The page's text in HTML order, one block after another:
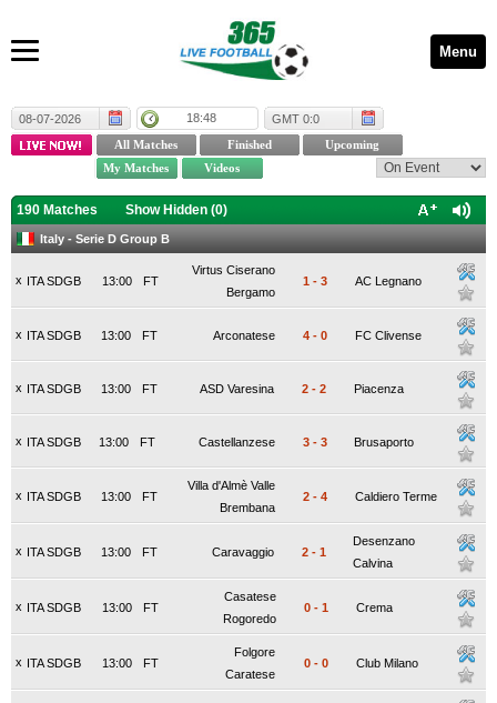
Menu
08-07-2026 18:48 GMT 0:0
190 Matches Show Hidden (0)
Italy - Serie D Group B
x ITA SDGB FT
13:00
Virtus Ciserano
Bergamo
1 - 3 AC Legnano
x ITA SDGB FT
13:00 Arconatese 4 - 0 FC Clivense
x ITA SDGB FT
13:00 ASD Varesina 2 - 2 Piacenza
x ITA SDGB FT
13:00 Castellanzese 3 - 3 Brusaporto
x ITA SDGB FT
13:00
Villa d'Almè Valle
Brembana
2 - 4 Caldiero Terme
x ITA SDGB FT
13:00 Caravaggio 2 - 1
Desenzano
Calvina
x ITA SDGB FT
13:00
Casatese
Rogoredo
0 - 1 Crema
x ITA SDGB FT
13:00
Folgore
Caratese
0 - 0 Club Milano